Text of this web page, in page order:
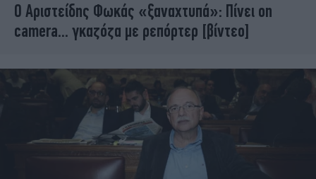
Ο Αριστείδης Φωκάς «ξαναχτυπά»: Πίνει on
camera... γκαζόζα με ρεπόρτερ [βίντεο]